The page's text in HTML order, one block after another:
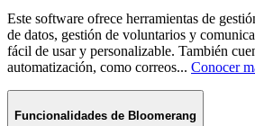
Este software ofrece herramientas de
de datos, gestión de voluntarios y
fácil de usar y personalizable. También
automatización, como correos... Conocer
Funcionalidades de Bloomerang